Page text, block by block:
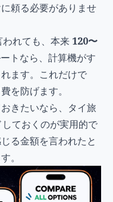
頼る必要がありませ
われても、本来 120〜
トなら、計算機がす
ます。これだけで
を防げます。
きたいなら、タイ旅
ておくのが実用的で
る金額を言われたと
。